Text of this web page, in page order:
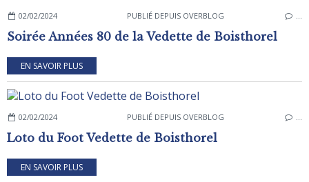
02/02/2024 PUBLIÉ DEPUIS OVERBLOG …
Soirée Années 80 de la Vedette de Boisthorel
EN SAVOIR PLUS
02/02/2024 PUBLIÉ DEPUIS OVERBLOG …
Loto du Foot Vedette de Boisthorel
EN SAVOIR PLUS